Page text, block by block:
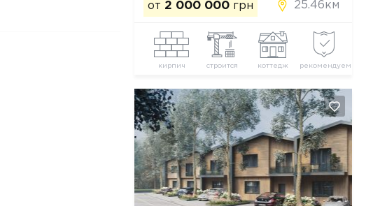
от 2 000 000 грн 25.46км
кирпич строится коттедж рекомендуем